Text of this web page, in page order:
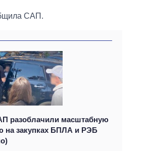
САП.
разоблачили масштабную
на закупках БПЛА и РЭБ